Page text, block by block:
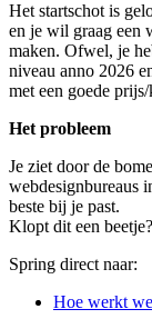
Het startschot is
en je wil graag een
maken. Ofwel, je
niveau anno 2026
met een goede
Het probleem
Je ziet door de
webdesignbureaus
beste bij je past.
Klopt dit een
Spring direct naar:
Hoe werkt